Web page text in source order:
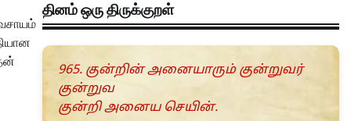
தினம் ஒரு திருக்குறள்
965. குன்றின் அனையாரும் குன்றுவர்
குன்றுவ
குன்றி அனைய செயின்.